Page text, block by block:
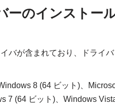
ーのインストー
バが含まれており、ドライ
8 (64 ビット)、
7 (64 ビット)、Windows